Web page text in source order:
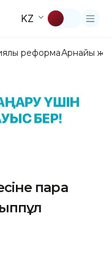
KZ
реформаАрнайы
пара